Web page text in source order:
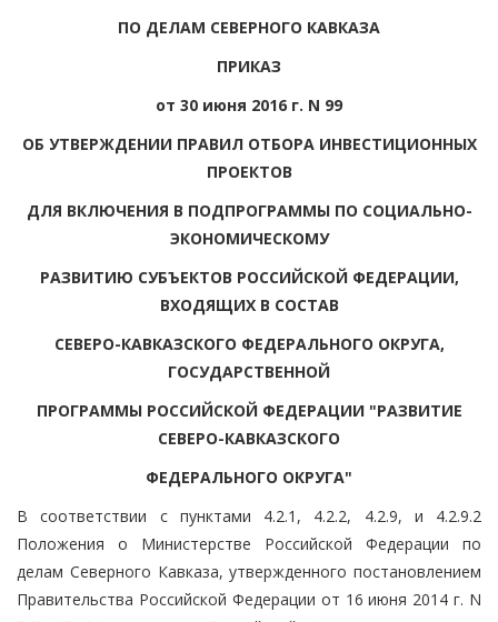
ПО ДЕЛАМ СЕВЕРНОГО КАВКАЗА
ПРИКАЗ
от 30 июня 2016 г. N 99
ОБ УТВЕРЖДЕНИИ ПРАВИЛ ОТБОРА ИНВЕСТИЦИОННЫХ
ПРОЕКТОВ
ДЛЯ ВКЛЮЧЕНИЯ В ПОДПРОГРАММЫ ПО СОЦИАЛЬНО-
ЭКОНОМИЧЕСКОМУ
РАЗВИТИЮ СУБЪЕКТОВ РОССИЙСКОЙ ФЕДЕРАЦИИ,
ВХОДЯЩИХ В СОСТАВ
СЕВЕРО-КАВКАЗСКОГО ФЕДЕРАЛЬНОГО ОКРУГА,
ГОСУДАРСТВЕННОЙ
ПРОГРАММЫ РОССИЙСКОЙ ФЕДЕРАЦИИ "РАЗВИТИЕ
СЕВЕРО-КАВКАЗСКОГО
ФЕДЕРАЛЬНОГО ОКРУГА"
В соответствии с пунктами 4.2.1, 4.2.2, 4.2.9, и 4.2.9.2
Положения о Министерстве Российской Федерации по
делам Северного Кавказа, утвержденного постановлением
Правительства Российской Федерации от 16 июня 2014 г. N